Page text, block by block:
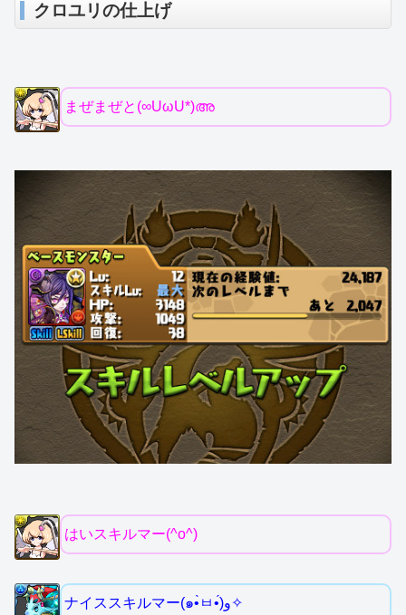
クロユリの仕上げ
まぜまぜと(∞UωU*)അ
はいスキルマー(^o^)
ナイススキルマー(๑•̀ㅂ•́)و✧